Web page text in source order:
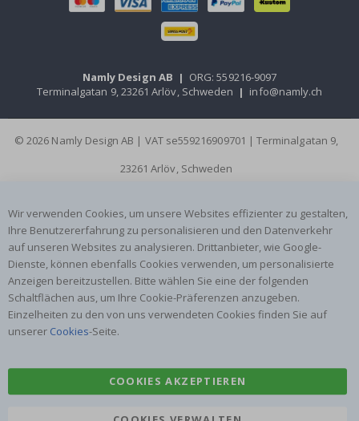
Namly Design AB | ORG: 559216-9097
Terminalgatan 9, 23261 Arlöv, Schweden | info@namly.ch
© 2026 Namly Design AB | VAT se559216909701 | Terminalgatan 9,
23261 Arlöv, Schweden
Wir verwenden Cookies, um unsere Websites effizienter zu gestalten,
Ihre Benutzererfahrung zu personalisieren und den Datenverkehr
auf unseren Websites zu analysieren. Drittanbieter, wie Google-
Dienste, können ebenfalls Cookies verwenden, um personalisierte
Anzeigen bereitzustellen. Bitte wählen Sie eine der folgenden
Schaltflächen aus, um Ihre Cookie-Präferenzen anzugeben.
Einzelheiten zu den von uns verwendeten Cookies finden Sie auf
unserer Cookies-Seite.
COOKIES AKZEPTIEREN